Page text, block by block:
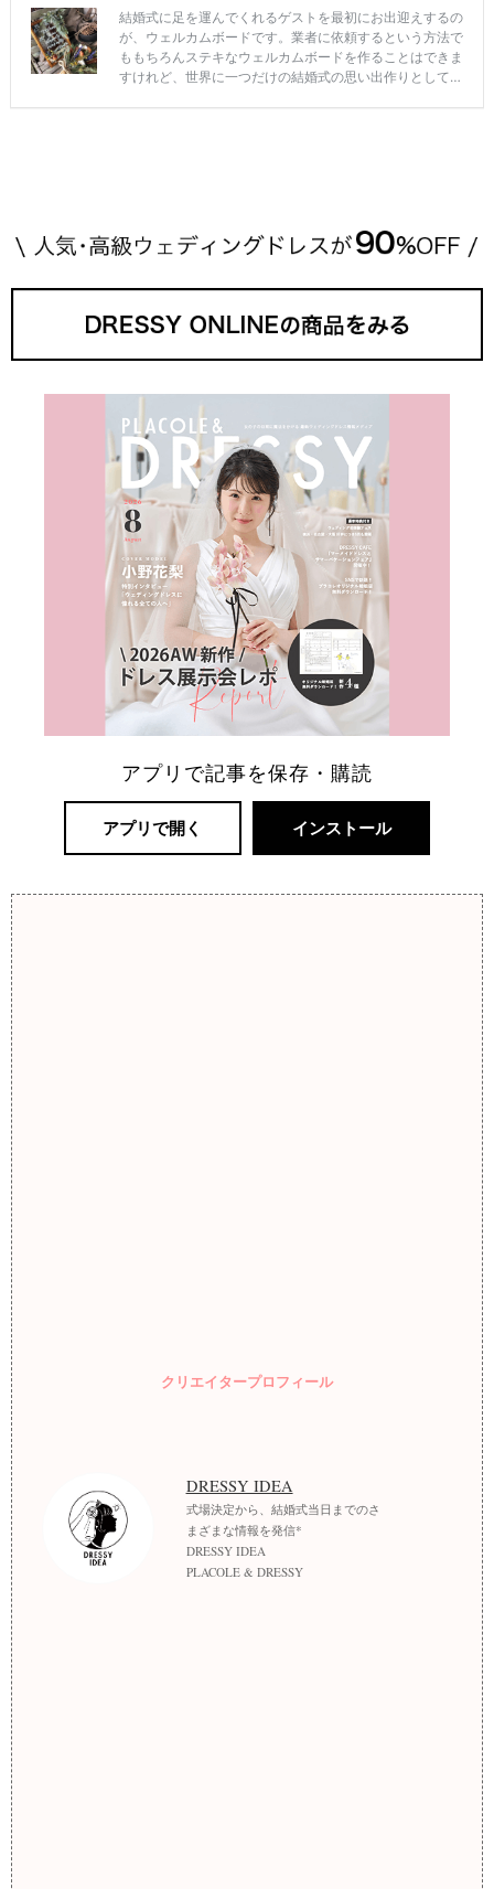
アプリで記事を保存・購読
アプリで開く インストール
クリエイタープロフィール
DRESSY IDEA
式場決定から、結婚式当日までのさ
まざまな情報を発信*
DRESSY IDEA
PLACOLE & DRESSY